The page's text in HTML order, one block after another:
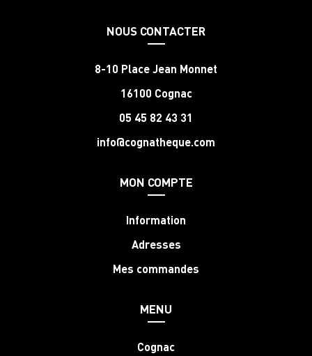
NOUS CONTACTER
8-10 Place Jean Monnet
16100 Cognac
05 45 82 43 31
info@cognatheque.com
MON COMPTE
Information
Adresses
Mes commandes
MENU
Cognac